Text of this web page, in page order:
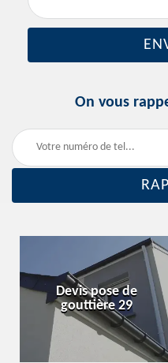
On vous
Devis fuite de
29